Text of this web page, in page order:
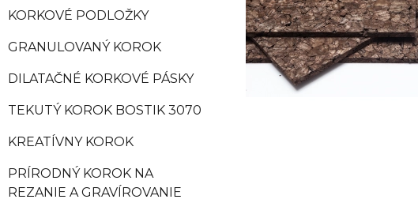
KORKOVÉ PODLOŽKY
GRANULOVANÝ KOROK
DILATAČNÉ KORKOVÉ PÁSKY
TEKUTÝ KOROK BOSTIK 3070
KREATÍVNY KOROK
PRÍRODNÝ KOROK NA
REZANIE A GRAVÍROVANIE